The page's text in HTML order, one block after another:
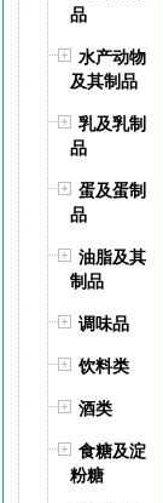
品
水产动物
及其制品
乳及乳制
品
蛋及蛋制
品
油脂及其
制品
调味品
饮料类
酒类
食糖及淀
粉糖